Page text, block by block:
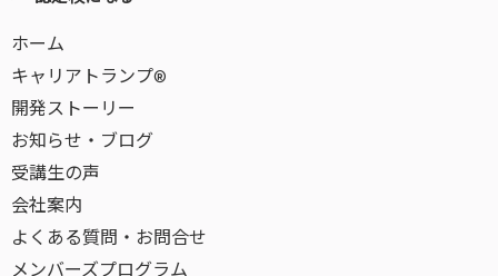
ホーム
キャリアトランプ®
開発ストーリー
お知らせ・ブログ
受講生の声
会社案内
よくある質問・お問合せ
メンバーズプログラム